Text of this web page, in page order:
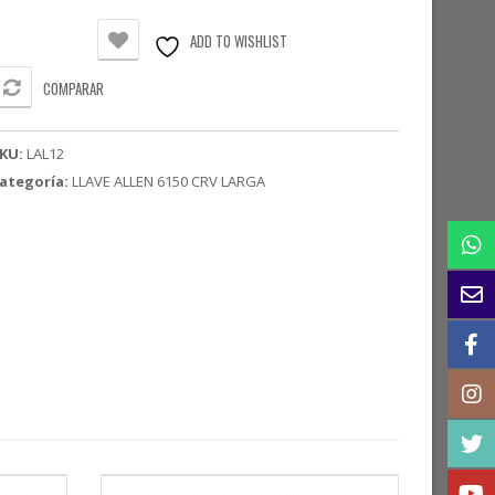
ADD TO WISHLIST
COMPARAR
LAL12
LLAVE ALLEN 6150 CRV LARGA